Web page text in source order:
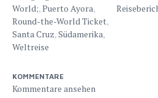
World;,Puerto Ayora,
Round-the-World Ticket,
Santa Cruz,Südamerika,
Weltreise
KOMMENTARE